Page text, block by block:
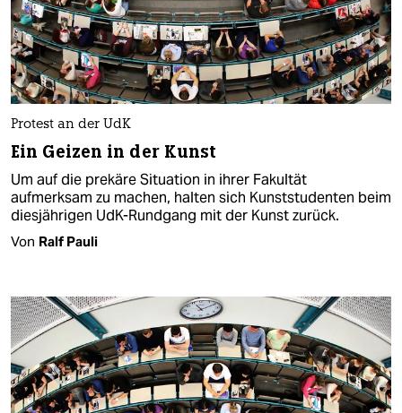
Protest an der UdK
Ein Geizen in der Kunst
Um auf die prekäre Situation in ihrer Fakultät
aufmerksam zu machen, halten sich Kunststudenten beim
diesjährigen UdK-Rundgang mit der Kunst zurück.
Von Ralf Pauli